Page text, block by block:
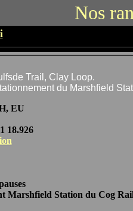
Nos
Trail, Clay Loop.
du Marshfield
EU
18.926
Marshfield Station du Cog